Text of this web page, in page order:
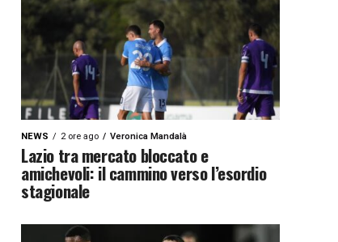
NEWS 2 ore ago Veronica Mandalà
Lazio tra mercato bloccato e
amichevoli: il cammino verso l’esordio
stagionale